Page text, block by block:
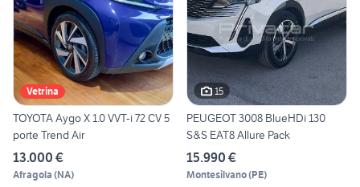
Vetrina
TOYOTA Aygo X 1.0 VVT-i 72 CV 5
porte Trend Air
13.000 €
Afragola (NA)
15
PEUGEOT 3008 BlueHDi 130
S&S EAT8 Allure Pack
15.990 €
Montesilvano(PE)